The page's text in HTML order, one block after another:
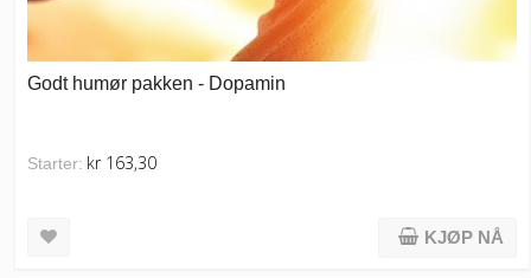
Godt humør pakken - Dopamin
Starter: kr 163,30
KJØP NÅ